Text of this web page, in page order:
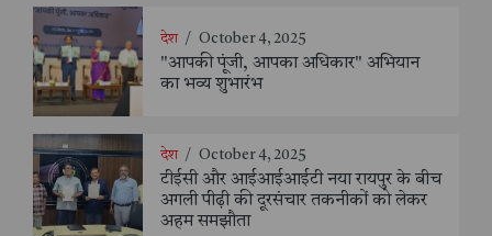
देश / October 4, 2025
"आपकी पूंजी, आपका अधिकार" अभियान
का भव्य शुभारंभ
देश / October 4, 2025
टीईसी और आईआईआईटी नया रायपुर के बीच
अगली पीढ़ी की दूरसंचार तकनीकों को लेकर
अहम समझौता